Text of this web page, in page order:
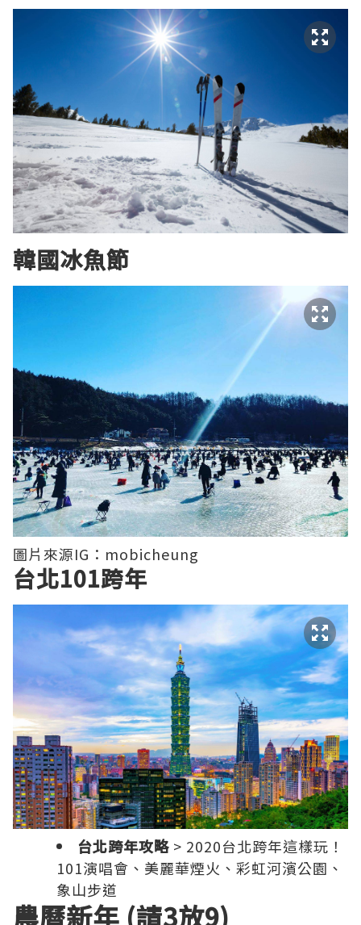
韓國冰魚節
圖片來源IG：mobicheung
台北101跨年
台北跨年攻略 > 2020台北跨年這樣玩！
101演唱會、美麗華煙火、彩虹河濱公園、
象山步道
農曆新年 (請3放9)